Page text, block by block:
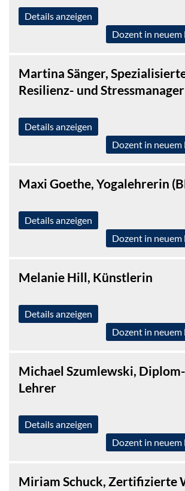
Details anzeigen
Dozent in neuem
Martina Sänger,
Resilienz- und
Details anzeigen
Dozent in neuem
Maxi Goethe, Yogalehrerin
Details anzeigen
Dozent in neuem
Melanie Hill, Künstlerin
Details anzeigen
Dozent in neuem
Michael Szumlewski,
Lehrer
Details anzeigen
Dozent in neuem
Miriam Schuck, Zertifizierte